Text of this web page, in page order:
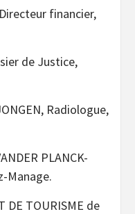
financier,
de Justice,
Radiologue,
PLANCK-
Manage.
DE TOURISME de